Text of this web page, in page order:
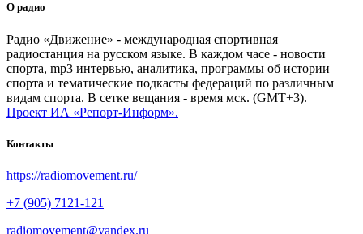
О радио
Радио «Движение» - международная спортивная
радиостанция на русском языке. В каждом часе - новости
спорта, mp3 интервью, аналитика, программы об истории
спорта и тематические подкасты федераций по различным
видам спорта. В сетке вещания - время мск. (GMT+3).
Проект ИА «Репорт-Информ».
Контакты
https://radiomovement.ru/
+7 (905) 7121-121
radiomovement@yandex.ru